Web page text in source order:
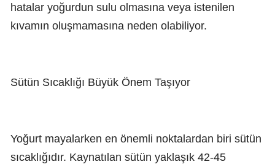
hatalar yoğurdun sulu olmasına veya istenilen
kıvamın oluşmamasına neden olabiliyor.
Sütün Sıcaklığı Büyük Önem Taşıyor
Yoğurt mayalarken en önemli noktalardan biri sütün
sıcaklığıdır. Kaynatılan sütün yaklaşık 42-45